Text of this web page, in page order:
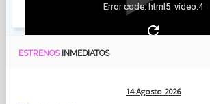
Error code: html5_video:4
ESTRENOS INMEDIATOS
14 Agosto 2026